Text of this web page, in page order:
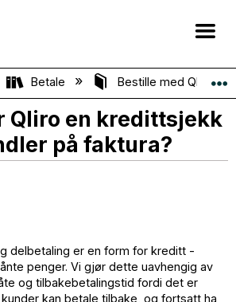
global hierarchy
Betale Bestille med Qliro
Qliro en kredittsjekk
på faktura?
delbetaling er en form for kreditt -
penger. Vi gjør dette uavhengig av
og tilbakebetalingstid fordi det er
kan betale tilbake, og fortsatt ha